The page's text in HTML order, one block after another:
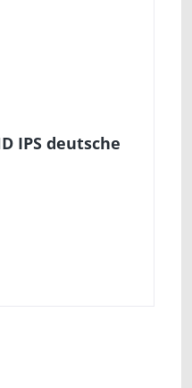
IPS deutsche